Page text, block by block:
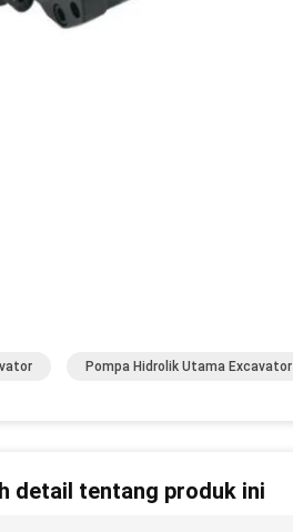
Pompa Hidrolik Utama Excavator
detail tentang produk ini